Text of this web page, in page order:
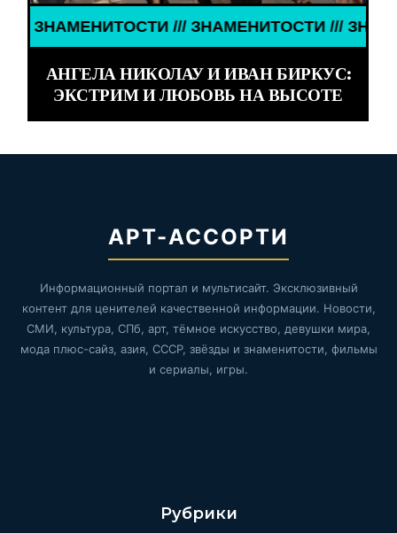
/// ЗНАМЕНИТОСТИ ///
АНГЕЛА НИКОЛАУ И ИВАН БИРКУС:
ЭКСТРИМ И ЛЮБОВЬ НА ВЫСОТЕ
АРТ-АССОРТИ
Информационный портал и мультисайт. Эксклюзивный
контент для ценителей качественной информации. Новости,
СМИ, культура, СПб, арт, тёмное искусство, девушки мира,
мода плюс-сайз, азия, СССР, звёзды и знаменитости, фильмы
и сериалы, игры.
Рубрики